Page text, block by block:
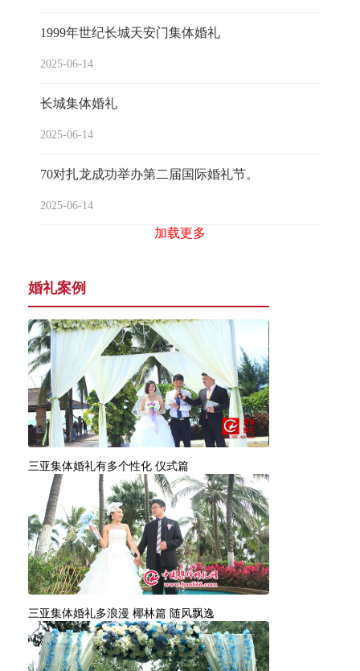
1999年世纪长城天安门集体婚礼
2025-06-14
长城集体婚礼
2025-06-14
70对扎龙成功举办第二届国际婚礼节。
2025-06-14
加载更多
婚礼案例
三亚集体婚礼有多个性化 仪式篇
三亚集体婚礼多浪漫 椰林篇 随风飘逸